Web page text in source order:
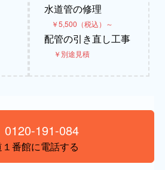
水道管の修理
￥5,500（税込）～
配管の引き直し工事
￥別途見積
0120-191-084
番館に電話する